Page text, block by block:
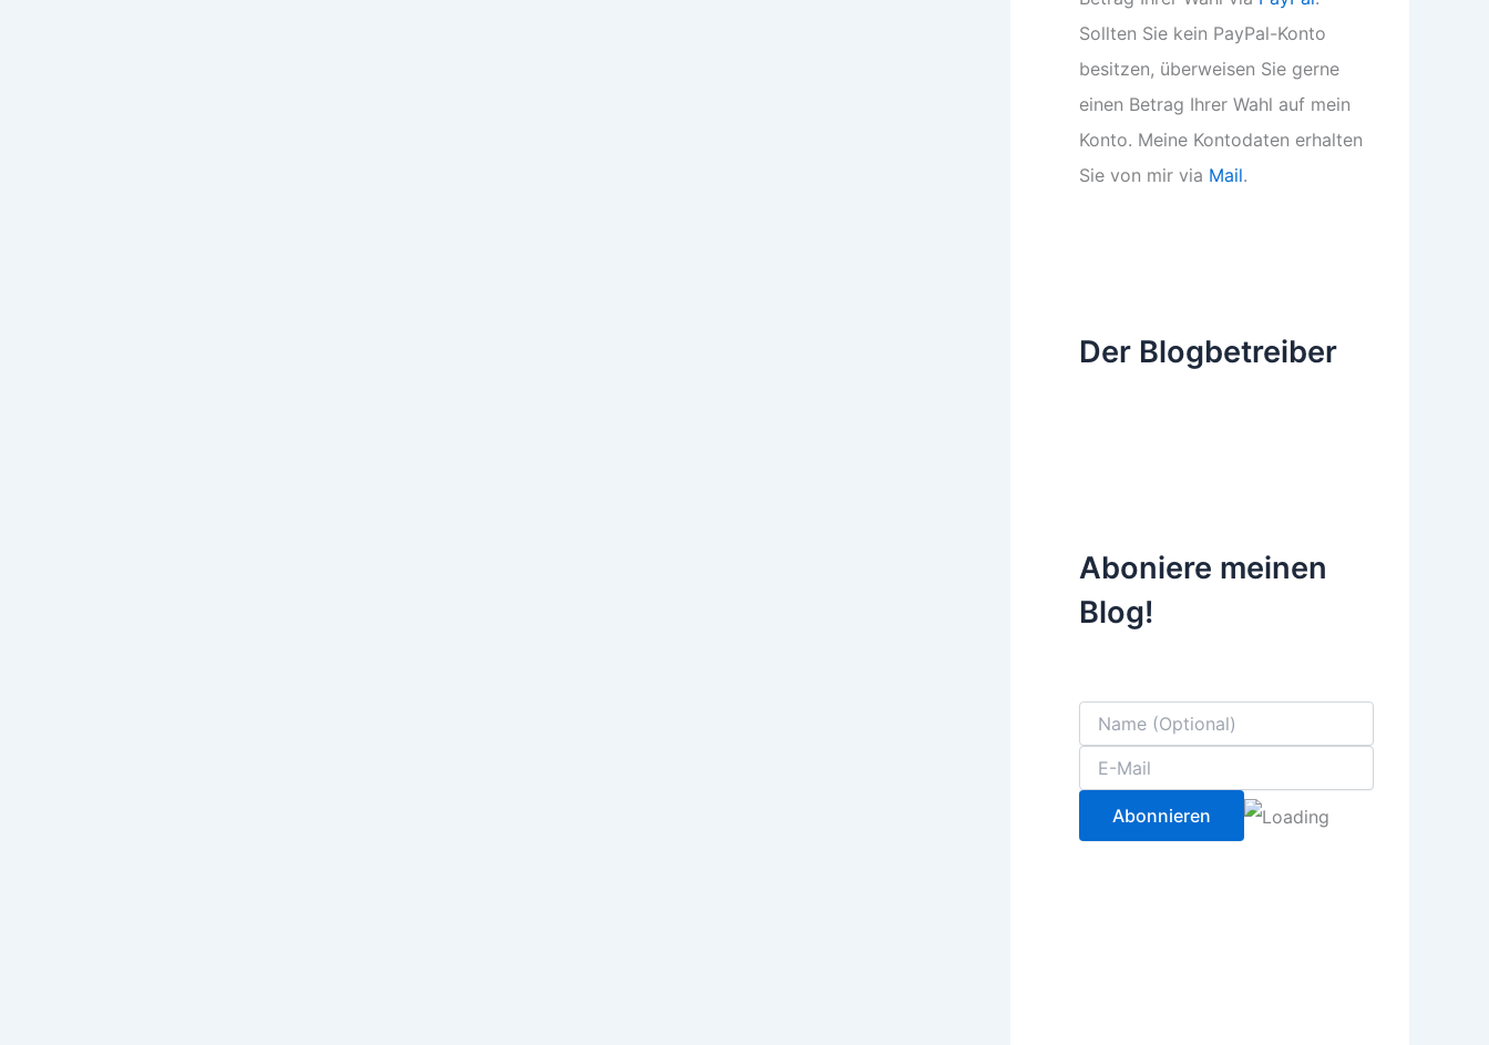
Sollten Sie kein PayPal-Konto
besitzen, überweisen Sie gerne
einen Betrag Ihrer Wahl auf mein
Konto. Meine Kontodaten erhalten
Sie von mir via Mail.
Der Blogbetreiber
Aboniere meinen
Blog!